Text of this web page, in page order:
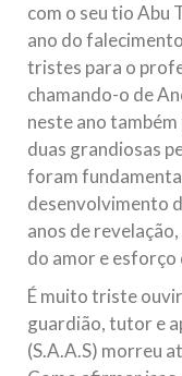
com o seu tio Abu
ano do
tristes para o
chamando-o de
neste ano também
duas grandiosas
foram
desenvolvimento
anos de
do amor e esforço
É muito triste
guardião, tutor e
(S.A.A.S) morreu